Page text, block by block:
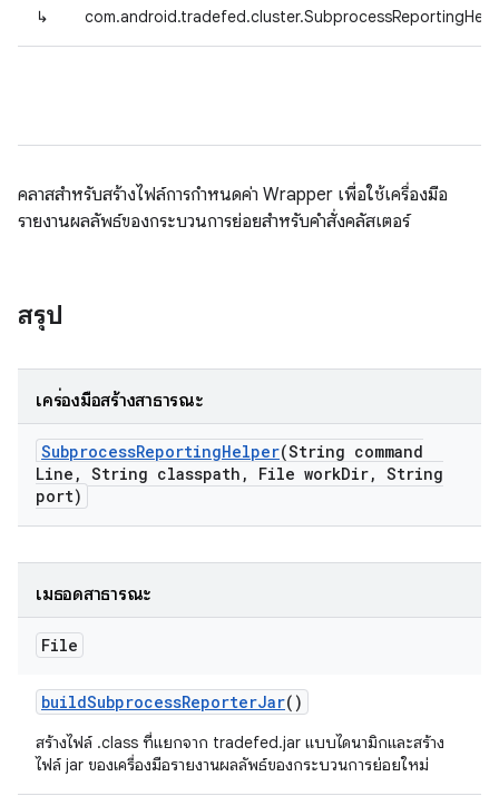
↳
คลาสสำหรับสร้างไฟล์การกำหนดค่า Wrapper เพื่อใช้เครื่องมือ
รายงานผลลัพธ์ของกระบวนการย่อยสำหรับคำสั่งคลัสเตอร์
สรุป
เครื่องมือสร้างสาธารณะ
SubprocessReportingHelper(String command
Line , String classpath , File workDir, String
port)
เมธอดสาธารณะ
File
buildSubprocessReporterJar()
สร้างไฟล์ .class ที่แยกจาก tradefed.jar แบบไดนามิกและสร้าง
ไฟล์ jar ของเครื่องมือรายงานผลลัพธ์ของกระบวนการย่อยใหม่